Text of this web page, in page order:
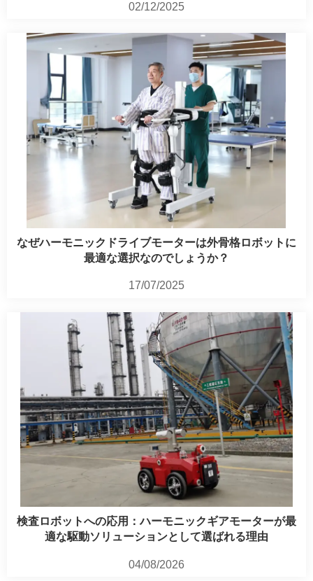
02/12/2025
なぜハーモニックドライブモーターは外骨格ロボットに
最適な選択なのでしょうか？
17/07/2025
検査ロボットへの応用：ハーモニックギアモーターが最
適な駆動ソリューションとして選ばれる理由
04/08/2026